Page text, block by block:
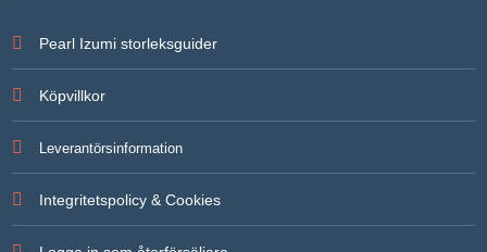
Pearl Izumi storleksguider
Köpvillkor
Leverantörsinformation
Integritetspolicy & Cookies
Statistik
För att vi
ska kunna
förbättra
hemsidans
funktionalitet
och
uppbyggnad,
baserat på
hur
hemsidan